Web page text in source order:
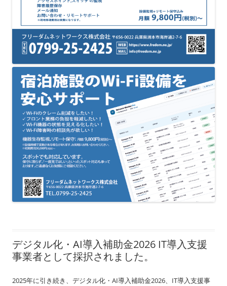
デジタル化・AI導入補助金2026 IT導入支援
事業者として採択されました。
2025年に引き続き、デジタル化・AI導入補助金2026、IT導入支援事